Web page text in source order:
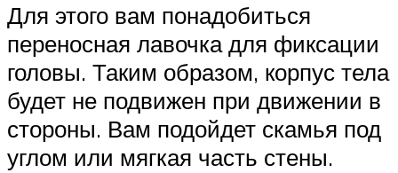
Для этого вам понадобиться
переносная лавочка для фиксации
головы. Таким образом, корпус тела
будет не подвижен при движении в
стороны. Вам подойдет скамья под
углом или мягкая часть стены.